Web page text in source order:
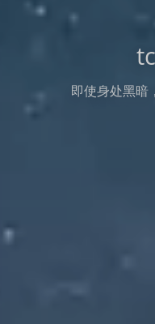
即使身处黑暗